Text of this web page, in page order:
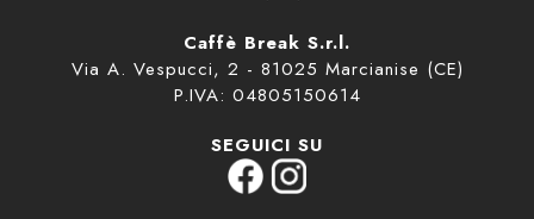
Caffè Break S.r.l.
Via A. Vespucci, 2 - 81025 Marcianise (CE)
P.IVA: 04805150614
SEGUICI SU